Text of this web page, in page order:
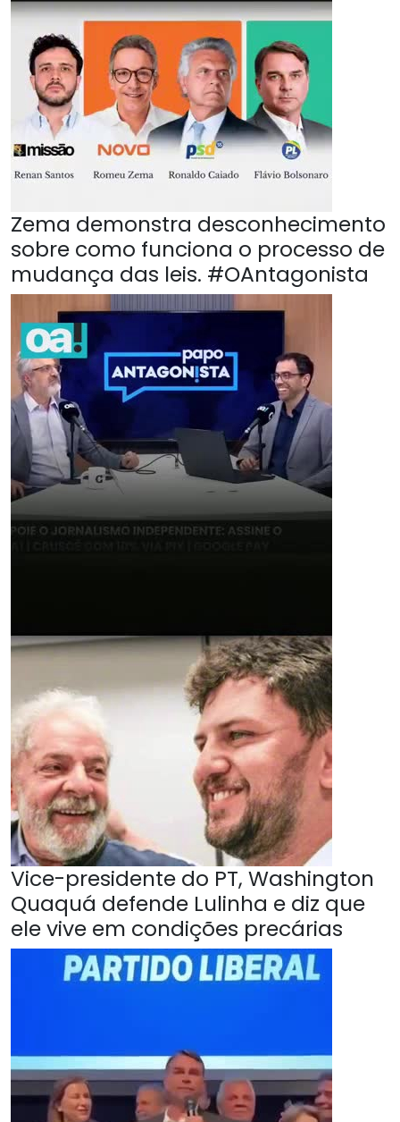
Zema demonstra desconhecimento
sobre como funciona o processo de
mudança das leis. #OAntagonista
Vice-presidente do PT, Washington
Quaquá defende Lulinha e diz que
ele vive em condições precárias